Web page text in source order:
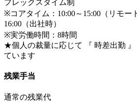
フレックスタイム制
※コアタイム：10:00～15:00（リモー
16:00（出社時）
※実労働時間：8時間
★個人の裁量に応じて 『 時差出勤
ています
残業手当
通常の残業代